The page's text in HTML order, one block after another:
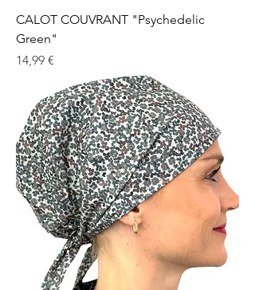
CALOT COUVRANT "Psychedelic
Green"
Prix
14,99 €